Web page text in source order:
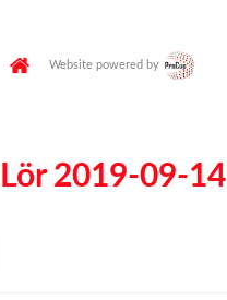
Website powered by
2019-09-14